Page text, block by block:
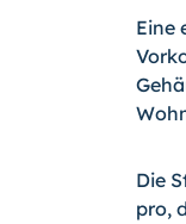
Eine
Die
pro,